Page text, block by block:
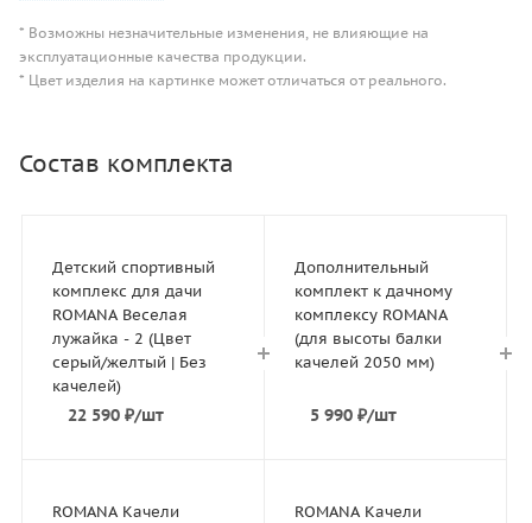
* Возможны незначительные изменения, не влияющие на
эксплуатационные качества продукции.
* Цвет изделия на картинке может отличаться от реального.
Состав комплекта
Детский спортивный
комплекс для дачи
ROMANA Веселая
лужайка - 2 (Цвет
серый/желтый | Без
качелей)
22 590₽/шт
Дополнительный
комплект к дачному
комплексу ROMANA
(для высоты балки
качелей 2050 мм)
5 990 ₽/шт
ROMANA Качели
ROMANA Качели